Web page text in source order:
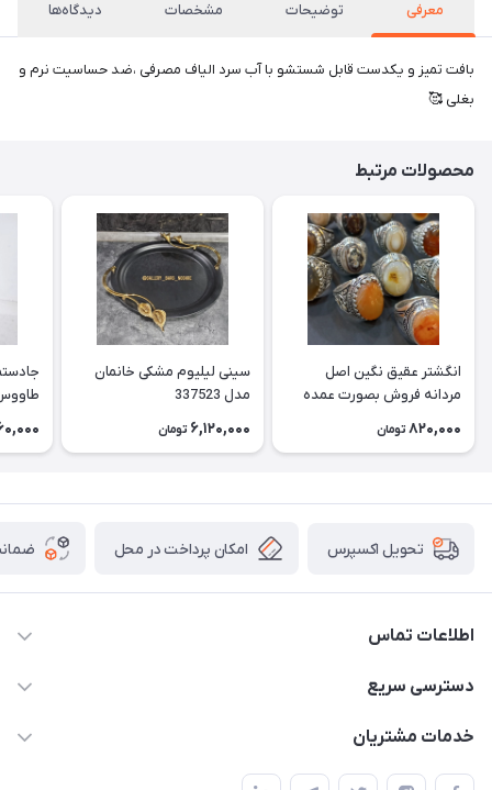
معرفی توضیحات مشخصات دیدگاه‌ها
بافت تمیز و یکدست قابل شستشو با آب سرد الیاف مصرفی ،ضد حساسیت نرم و
بغلی 🥰
محصولات مرتبط
انگشتر عقیق نگین اصل
مردانه فروش بصورت عمده
3عدد هست فروش بصورت
820,000 تومان
سینی لیلیوم مشکی خانمان
مدل 337523
6,120,000 تومان
تحویل اکسپرس امکان پرداخت در محل
اطلاعات تماس
09124780957
دسترسی سریع
حساب کاربری
خدمات مشتریان
قوانین و مقررات